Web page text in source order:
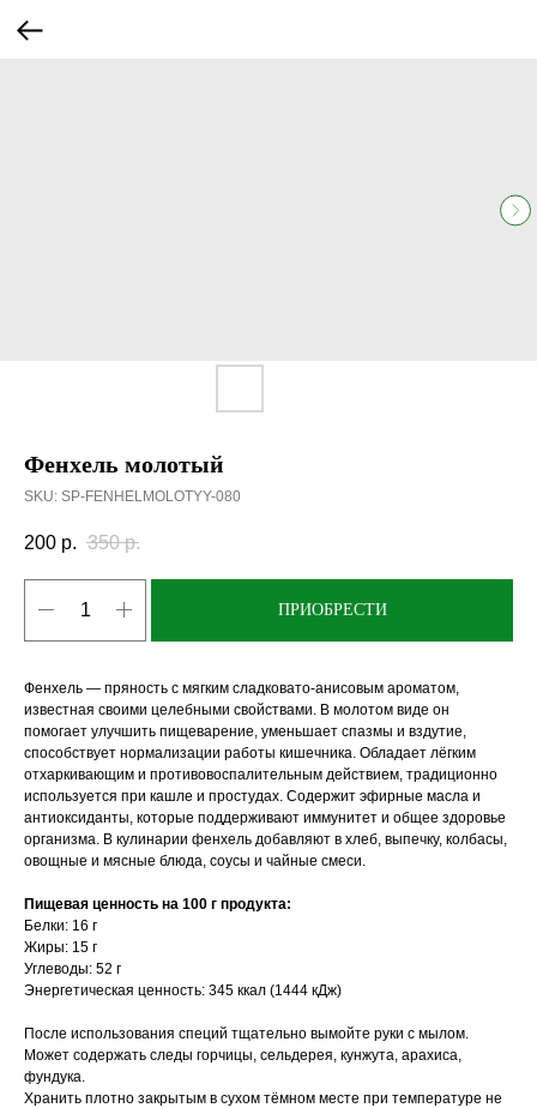
Фенхель молотый
SKU: SP-FENHELMOLOTYY-080
200 р. 350 р.
ПРИОБРЕСТИ
Фенхель — пряность с мягким сладковато-анисовым ароматом,
известная своими целебными свойствами. В молотом виде он
помогает улучшить пищеварение, уменьшает спазмы и вздутие,
способствует нормализации работы кишечника. Обладает лёгким
отхаркивающим и противовоспалительным действием, традиционно
используется при кашле и простудах. Содержит эфирные масла и
антиоксиданты, которые поддерживают иммунитет и общее здоровье
организма. В кулинарии фенхель добавляют в хлеб, выпечку, колбасы,
овощные и мясные блюда, соусы и чайные смеси.
Пищевая ценность на 100 г продукта:
Белки: 16 г
Жиры: 15 г
Углеводы: 52 г
Энергетическая ценность: 345 ккал (1444 кДж)
После использования специй тщательно вымойте руки с мылом.
Может содержать следы горчицы, сельдерея, кунжута, арахиса,
фундука.
Хранить плотно закрытым в сухом тёмном месте при температуре не